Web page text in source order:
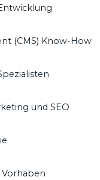
(CMS) Know-How
und SEO